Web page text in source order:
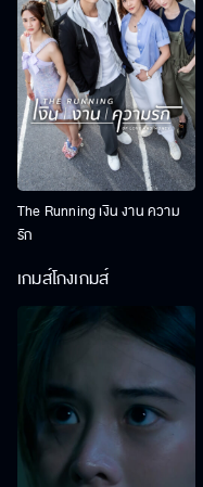
The Running เงิน งาน ความ
รัก
เกมส์โกงเกมส์